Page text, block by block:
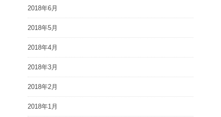
2018年6月
2018年5月
2018年4月
2018年3月
2018年2月
2018年1月